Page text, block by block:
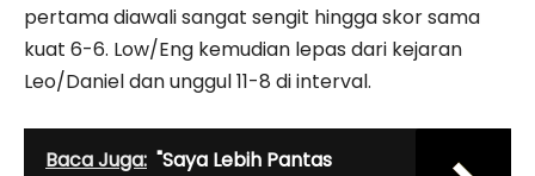
pertama diawali sangat sengit hingga skor sama
kuat 6-6. Low/Eng kemudian lepas dari kejaran
Leo/Daniel dan unggul 11-8 di interval.
Baca Juga: "Saya Lebih Pantas